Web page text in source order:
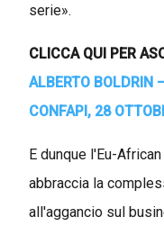
serie».
CLICCA QUI PER
ALBERTO BOLDRIN
CONFAPI, 28
E dunque l'Eu-
abbraccia la
all'aggancio sul